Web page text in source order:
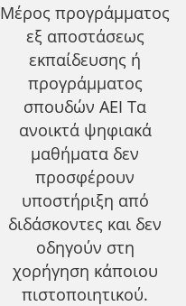
Μέρος προγράμματος
εξ αποστάσεως
εκπαίδευσης ή
προγράμματος
σπουδών ΑΕΙ Τα
ανοικτά ψηφιακά
μαθήματα δεν
προσφέρουν
υποστήριξη από
διδάσκοντες και δεν
οδηγούν στη
χορήγηση κάποιου
πιστοποιητικού.